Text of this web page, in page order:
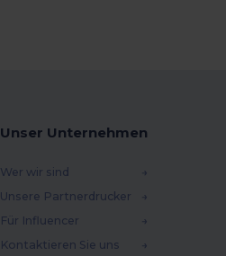
Unser Unternehmen
Wer wir sind
Unsere Partnerdrucker
Für Influencer
Kontaktieren Sie uns